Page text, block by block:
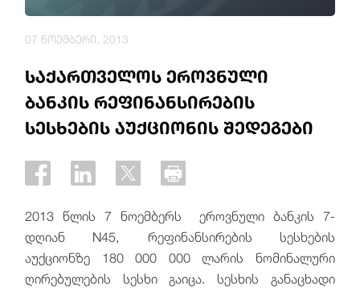
საქართველოს ეროვნული
ბანკის რეფინანსირების
სესხების აუქციონის შედეგები
07 ნოემბერი, 2013
2013 წლის 7 ნოემბერს ეროვნული ბანკის 7-
დღიან N45, რეფინანსირების სესხების
აუქციონზე 180 000 000 ლარის ნომინალური
ღირებულების სესხი გაიცა. სესხის განაცხადი